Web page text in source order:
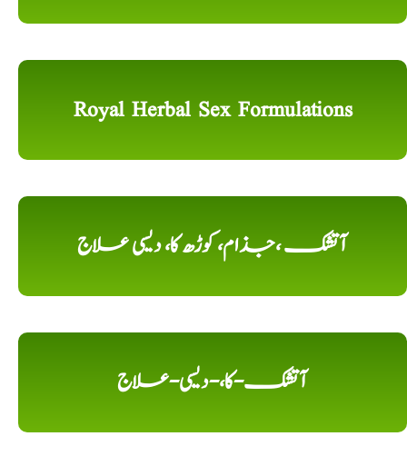
Royal Herbal Sex Formulations
آتشک ،جذام، کوڑھ کا، دیسی علاج
آتشک-کا،-دیسی-علاج